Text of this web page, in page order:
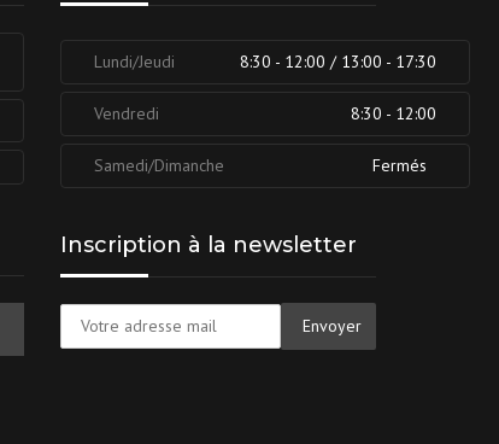
Lundi/Jeudi 8:30 - 12:00 / 13:00 - 17:30
Vendredi 8:30 - 12:00
Samedi/Dimanche Fermés
Inscription à la newsletter